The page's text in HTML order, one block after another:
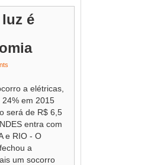
é
a elétricas,
em 2015
será de R$ 6,5
entra com
e RIO - O
a
um socorro